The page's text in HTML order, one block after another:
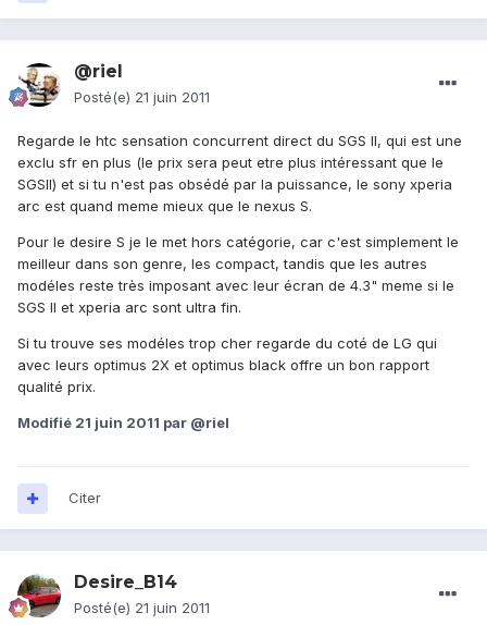
@riel
Posté(e) 21 juin 2011
Regarde le htc sensation concurrent direct du SGS II, qui est une
exclu sfr en plus (le prix sera peut etre plus intéressant que le
SGSII) et si tu n'est pas obsédé par la puissance, le sony xperia
arc est quand meme mieux que le nexus S.
Pour le desire S je le met hors catégorie, car c'est simplement le
meilleur dans son genre, les compact, tandis que les autres
modéles reste très imposant avec leur écran de 4.3" meme si le
SGS II et xperia arc sont ultra fin.
Si tu trouve ses modéles trop cher regarde du coté de LG qui
avec leurs optimus 2X et optimus black offre un bon rapport
qualité prix.
Modifié 21 juin 2011 par @riel
Citer
Desire_B14
Posté(e) 21 juin 2011